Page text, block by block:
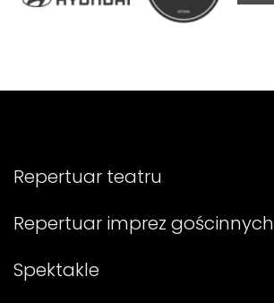
Repertuar teatru
Repertuar imprez gościnnych
Spektakle